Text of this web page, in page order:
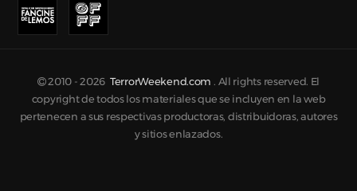
2010 -2026 TerrorWeekend.com
. All rights reserved. El
copyright de todos los materiales que se incluyen en la web
pertenecen a sus respectivas productoras, distribuidoras, autores
y sitios enlazados.